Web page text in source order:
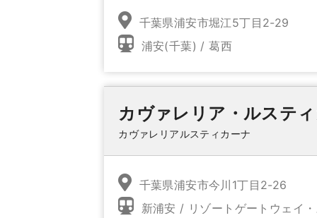
千葉県浦安市堀江5丁目2-29
浦安(千葉) / 葛西
カヴァレリア・ルステ
カヴァレリアルスティカーナ
千葉県浦安市今川1丁目2-26
新浦安 / リゾートゲートウェイ